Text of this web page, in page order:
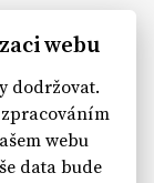
webu
dodržovat.
zpracováním
webu
data bude